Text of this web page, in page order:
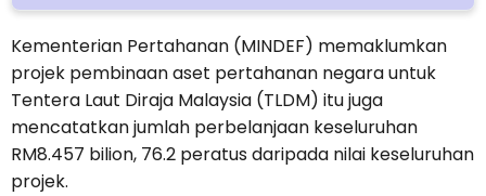
Kementerian Pertahanan (MINDEF) memaklumkan
projek pembinaan aset pertahanan negara untuk
Tentera Laut Diraja Malaysia (TLDM) itu juga
mencatatkan jumlah perbelanjaan keseluruhan
RM8.457 bilion, 76.2 peratus daripada nilai keseluruhan
projek.